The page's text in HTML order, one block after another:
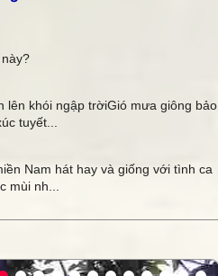
lên khói ngập trờiGió mưa giông bảo,
tuyết...
Nam hát hay và giống với tình ca
mùi nh...